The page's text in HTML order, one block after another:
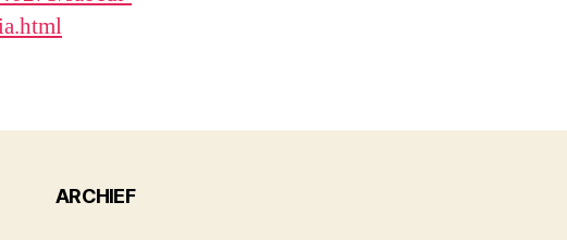
ARCHIEF